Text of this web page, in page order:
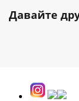
Давайте